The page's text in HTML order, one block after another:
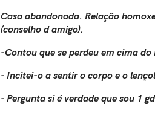
Casa abandonada. Relação
(conselho d amigo).
-Contou que se perdeu em cima
- Incitei-o a sentir o corpo e o
- Pergunta si é verdade que sou 1